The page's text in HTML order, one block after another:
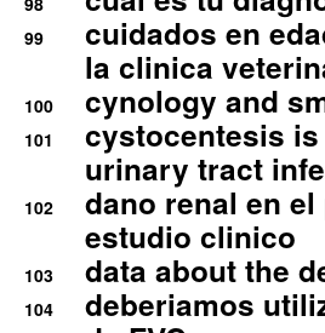
99
cuidados en
la clinica
100 cynology and
101
cystocentesis
urinary tract
102
dano renal en
estudio clinico
103 data about the
104
deberiamos